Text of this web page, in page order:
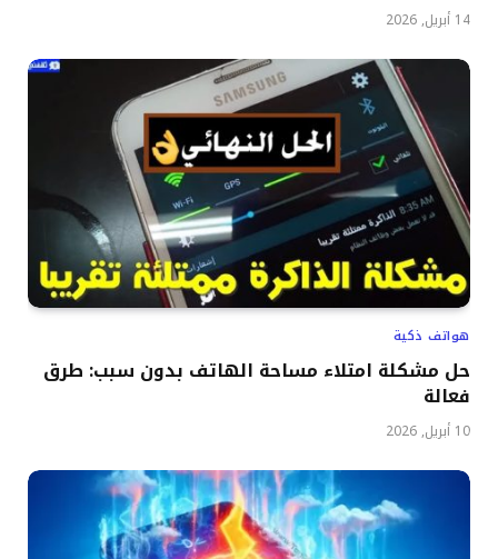
14 أبريل, 2026
هواتف ذكية
حل مشكلة امتلاء مساحة الهاتف بدون سبب: طرق
فعالة
10 أبريل, 2026